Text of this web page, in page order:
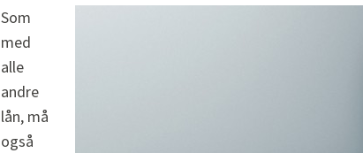
Som
med
alle
andre
lån, må
også